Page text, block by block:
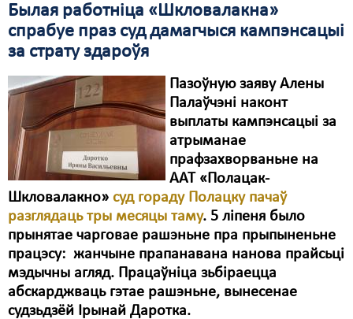
Былая работніца «Шкловалакна»
спрабуе праз суд дамагчыся кампэнсацыі
за страту здароўя
Пазоўную заяву Алены
Палаўчэні наконт
выплаты кампэнсацыі за
атрыманае
прафзахворваньне на
ААТ «Полацак-
Шкловалакно» суд гораду Полацку пачаў
разглядаць тры месяцы таму. 5 ліпеня было
прынятае чарговае рашэньне пра прыпыненьне
працэсу: жанчыне прапанавана нанова прайсьці
мэдычны агляд. Працаўніца зьбіраецца
абскарджваць гэтае рашэньне, вынесенае
судзьдзёй Ірынай Даротка.